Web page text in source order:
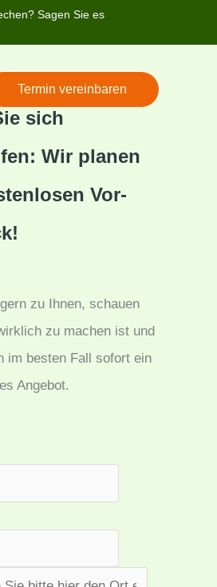
Sagen Sie es
Termin vereinbaren
sich
Wir planen
Vor-
zu Ihnen, schauen
zu machen ist und
im besten Fall sofort ein
Angebot.